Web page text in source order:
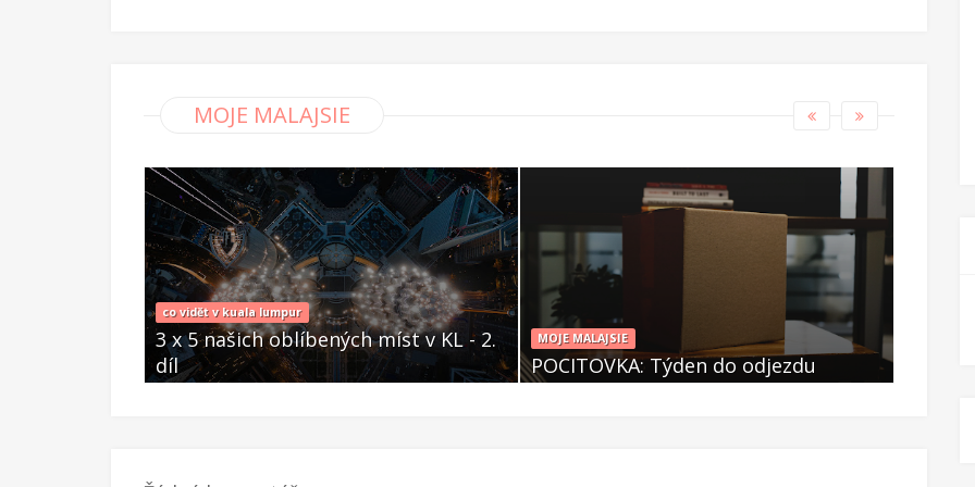
MOJE MALAJSIE
co vidět v kuala lumpur
3 x 5 našich oblíbených míst v KL - 2.
díl
MOJE MALAJSIE
POCITOVKA: Týden do odjezdu
3 x 5